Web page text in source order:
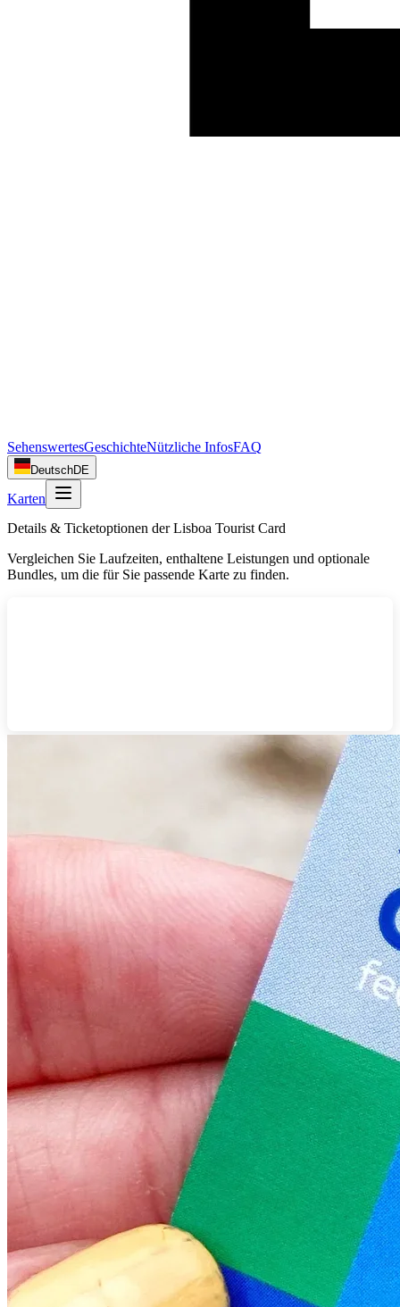
SehenswertesGeschichteNützliche InfosFAQ
DeutschDE
Karten
Details & Ticketoptionen der Lisboa Tourist Card
Vergleichen Sie Laufzeiten, enthaltene Leistungen und optionale
Bundles, um die für Sie passende Karte zu finden.